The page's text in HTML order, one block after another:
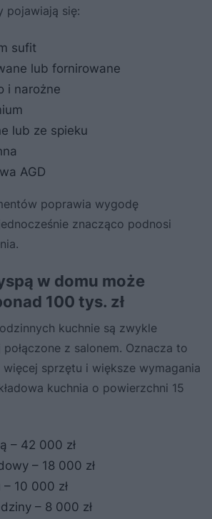
pojawiają się:
sufit
lub fornirowane
i narożne
lub ze spieku
AGD
poprawia wygodę
znacząco podnosi
w domu może
100 tys. zł
kuchnie są zwykle
z salonem. Oznacza to
sprzętu i większe wymagania
kuchnia o powierzchni 15
– 42 000 zł
– 18 000 zł
10 000 zł
– 8 000 zł